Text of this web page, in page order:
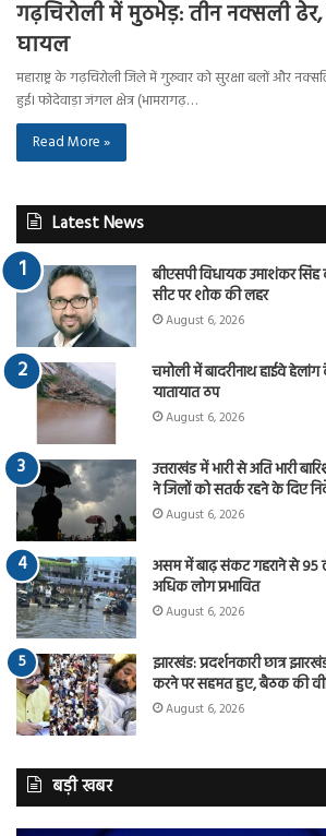
गढ़चिरोली में मुठभेड़: तीन नक्सली
घायल
महाराष्ट्र के गढ़चिरोली जिले में गुरुवार को सुरक्षा बलों और
हुई। फोदेवाड़ा जंगल क्षेत्र (भामरागढ़…
Read More »
Latest News
बीएसपी विधायक उमाशंकर सिंह
सीट पर शोक की लहर
August 6, 2026
चमोली में बादरीनाथ हाईवे
यातायात ठप
August 6, 2026
उत्तराखंड में भारी से अति भारी
ने जिलों को सतर्क रहने के दिए
August 6, 2026
असम में बाढ़ संकट गहराने से 95
अधिक लोग प्रभावित
August 6, 2026
झारखंड: प्रदर्शनकारी छात्र
करने पर सहमत हुए, बैठक की
August 6, 2026
बड़ी खबर